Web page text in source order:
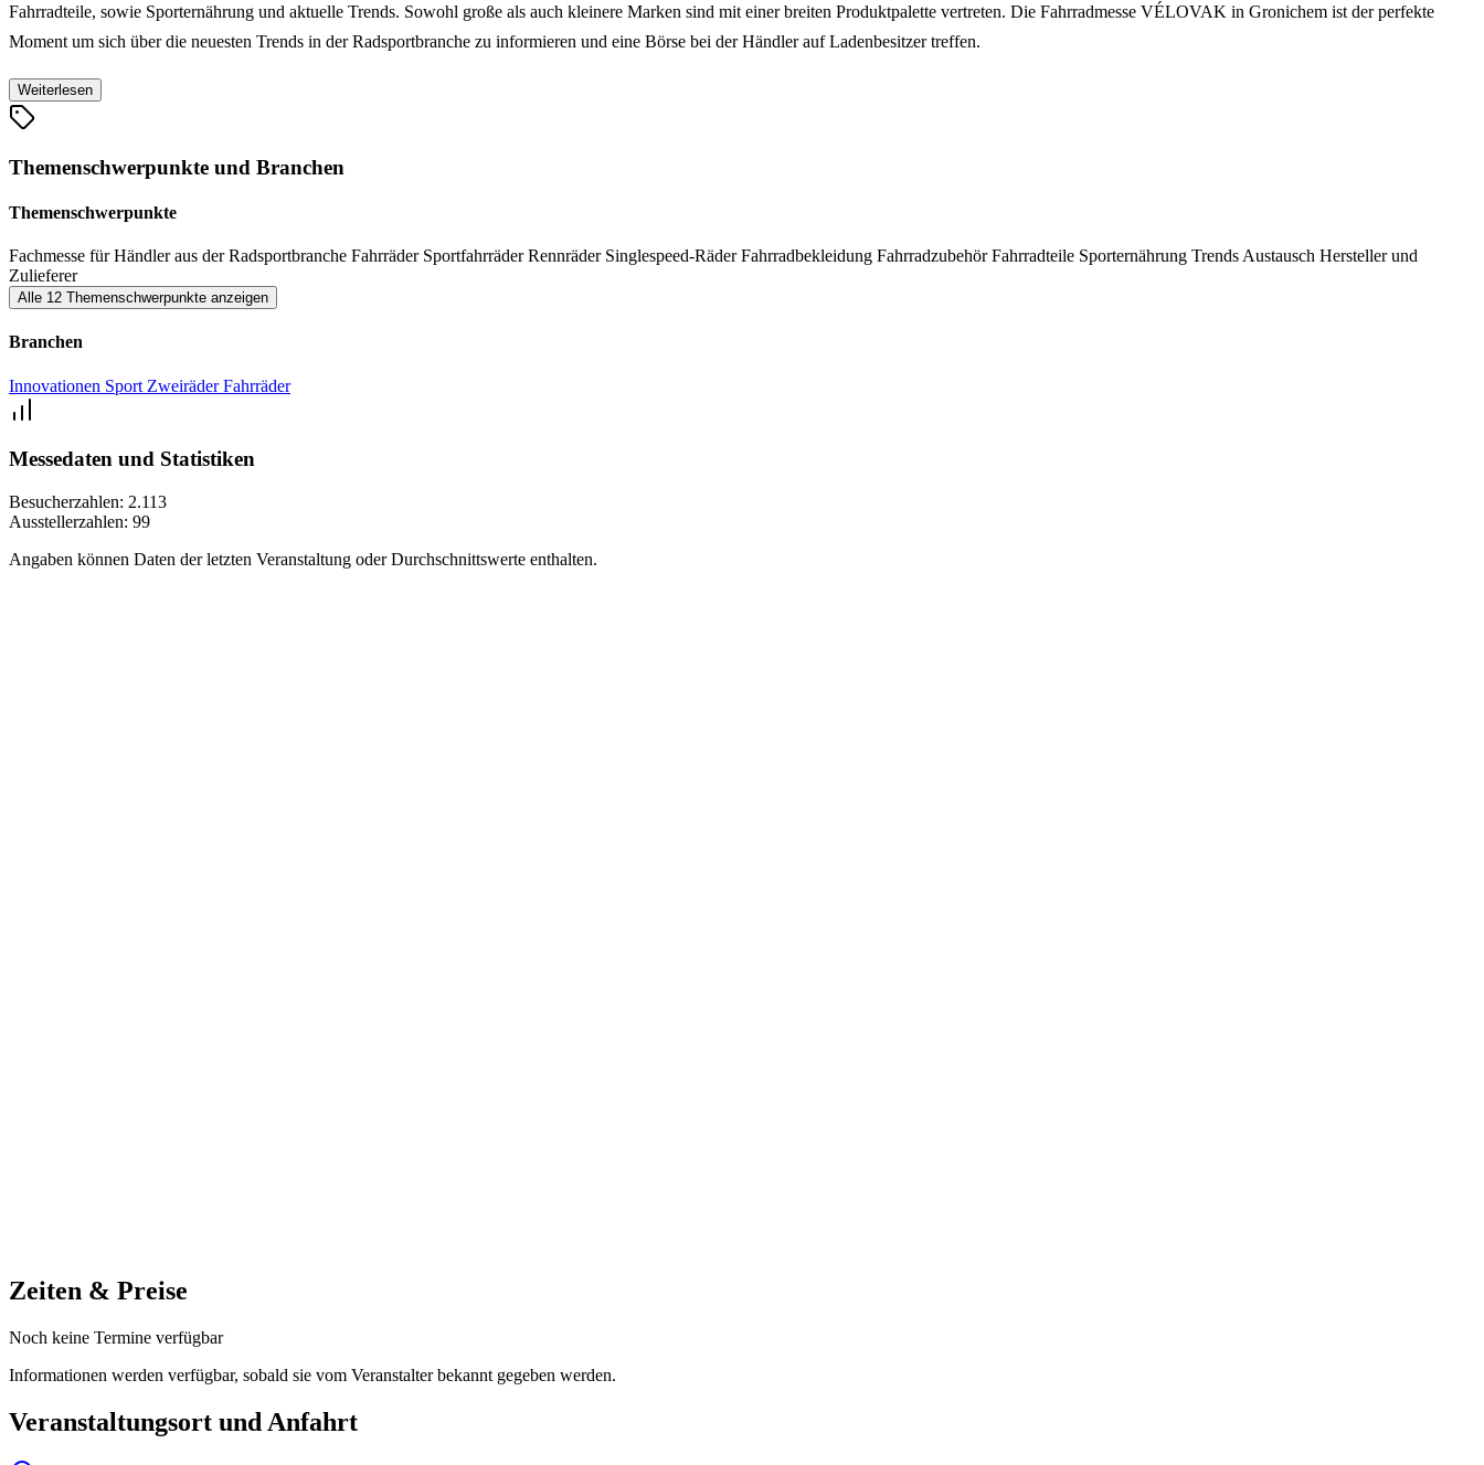
Fahrradteile, sowie Sporternährung und aktuelle Trends. Sowohl große als auch kleinere Marken sind mit einer breiten Produktpalette vertreten. Die Fahrradmesse VÉLOVAK in Gronichem ist der perfekte
Moment um sich über die neuesten Trends in der Radsportbranche zu informieren und eine Börse bei der Händler auf Ladenbesitzer treffen.
Weiterlesen
Themenschwerpunkte und Branchen
Themenschwerpunkte
Fachmesse für Händler aus der Radsportbranche Fahrräder SportfahrräderRennräder Singlespeed-RäderFahrradbekleidung FahrradzubehörFahrradteile Sporternährung Trends Austausch Hersteller und
Zulieferer
Alle 12 Themenschwerpunkte anzeigen
Branchen
Innovationen Sport ZweiräderFahrräder
Messedaten und Statistiken
Besucherzahlen: 2.113
Ausstellerzahlen: 99
Angaben können Daten der letzten Veranstaltung oder Durchschnittswerte enthalten.
Zeiten & Preise
Noch keine Termine verfügbar
Informationen werden verfügbar, sobald sie vom Veranstalter bekannt gegeben werden.
Veranstaltungsort und Anfahrt